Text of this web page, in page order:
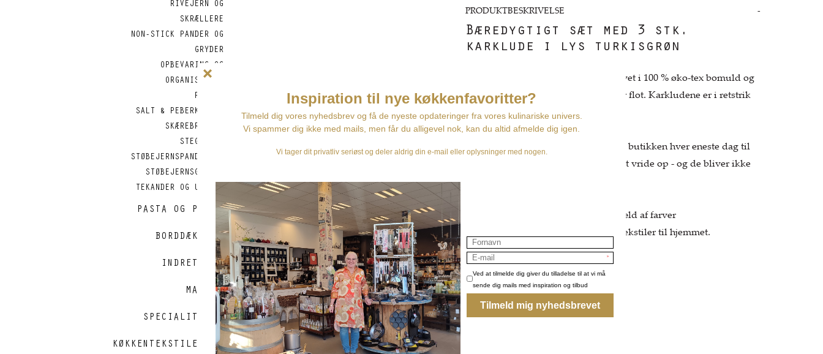
RIVEJERN OG
SKRÆLLERE
NON-STICK PANDER OG
GRYDER
OPBEVARING OG
ORGANISERING
PANDER
SALT & PEBERKVÆRNE
SKÆREBRÆTTER
STEGEFADE
STØBEJERNSPANDER OG
STØBEJERNSGRYDER
TEKANDER OG UDSTYR
PASTA OG PIZZA
BORDDÆKNING
INDRETNING
MAILEG
SPECIALITETER
KØKKENTEKSTILER OG
PRODUKTBESKRIVELSE
Bæredygtigt sæt med 3 stk.
karklude i lys turkisgrøn
Strikkede karklude i høj kvalitet - lavet i 100 % øko-tex bomuld og
utrolig slidstærke og farverne holder flot. Karkludene er i retstrik
for optimal sugeevne.
Hos Fru Skov bruger vi karkludene i butikken hver eneste dag til
diverse rengøring. Kludene er lette at vride op - og de bliver ikke
Tekstilerne fra Solwang findes i et væld af farver
Solwang Design er dansk design af tekstiler til hjemmet.
Vaskes ved 60 grader
Øko-tex bomuld
Slidstærk